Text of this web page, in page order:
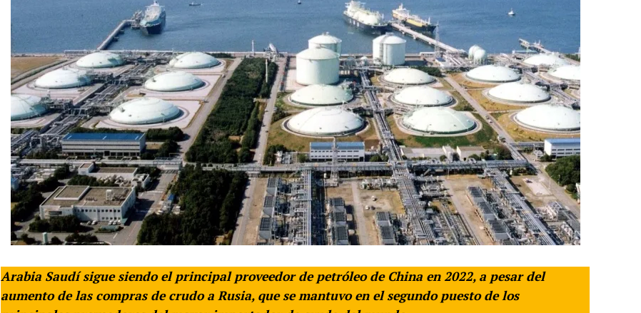
Arabia Saudí sigue siendo el principal proveedor de petróleo de China en 2022, a pesar del
aumento de las compras de crudo a Rusia, que se mantuvo en el segundo puesto de los